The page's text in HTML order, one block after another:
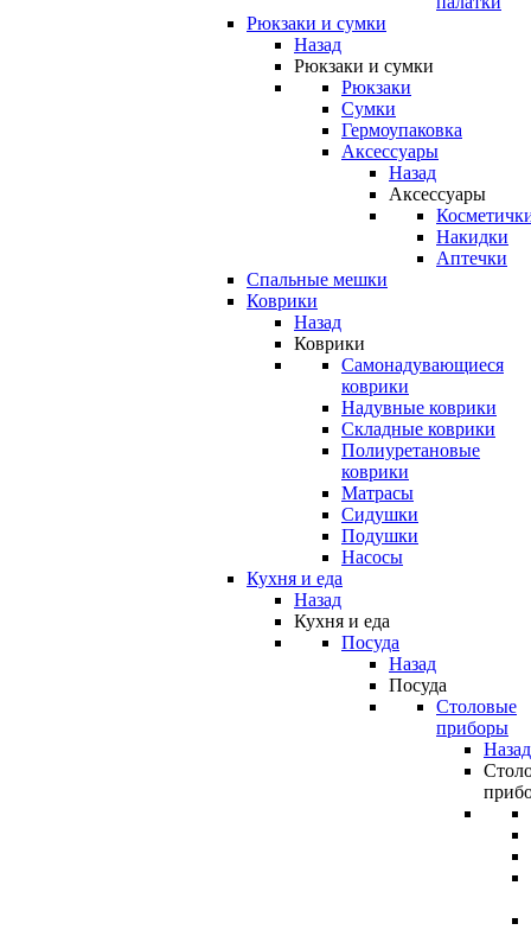
Рюкзаки и сумки
Назад
Рюкзаки и сумки
Рюкзаки
Сумки
Гермоупаковка
Аксессуары
Назад
Аксессуары
Накидки
Аптечки
Спальные мешки
Коврики
Назад
Коврики
Самонадувающиеся
коврики
Надувные коврики
Складные коврики
Полиуретановые
коврики
Матрасы
Сидушки
Подушки
Насосы
Кухня и еда
Назад
Кухня и еда
Посуда
Назад
Посуда
Столовые
приборы
Назад